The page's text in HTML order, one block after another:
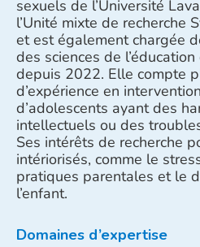
sexuels de l’Université
l’Unité mixte de recherche
et est également chargée
des sciences de
depuis 2022. Elle compte
d’expérience en
d’adolescents ayant des
intellectuels ou des
Ses intérêts de recherche
intériorisés, comme le
pratiques parentales et le
l’enfant.
Domaines d’expertise